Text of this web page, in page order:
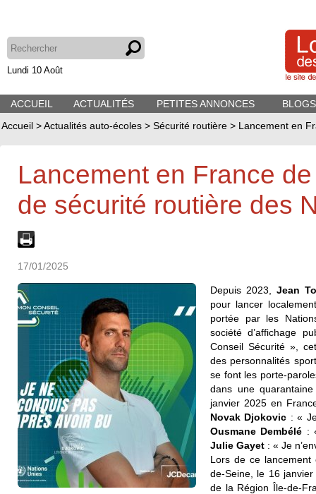
Lundi 10 Août
ACCUEIL ACTUALITÉS PETITES ANNONCES
Accueil >Actualités auto-écoles > Sécurité routière > Lancement en
Lancement en France
de sécurité routière des
17/01/2025
Depuis 2023,Jean
pour lancer
portée par les
société d’affichage
Conseil Sécurité »,
des personnalités
se font les porte-
dans une
janvier 2025 en
Novak Djokovic : «
Ousmane Dembélé :
Julie Gayet : « Je
Lors de ce lancement
de-Seine, le 16
de la Région Île-de-